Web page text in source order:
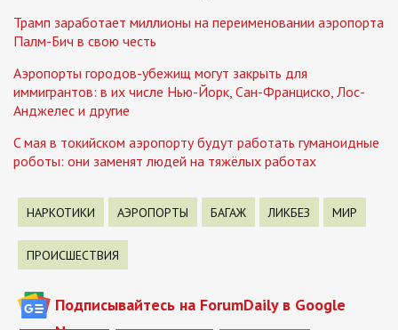
Трамп заработает миллионы на переименовании аэропорта
Палм-Бич в свою честь
Аэропорты городов-убежищ могут закрыть для
иммигрантов: в их числе Нью-Йорк, Сан-Франциско, Лос-
Анджелес и другие
C мая в токийском аэропорту будут работать гуманоидные
роботы: они заменят людей на тяжёлых работах
НАРКОТИКИ АЭРОПОРТЫ БАГАЖ ЛИКБЕЗ МИР
ПРОИСШЕСТВИЯ
Подписывайтесь на ForumDaily в Google